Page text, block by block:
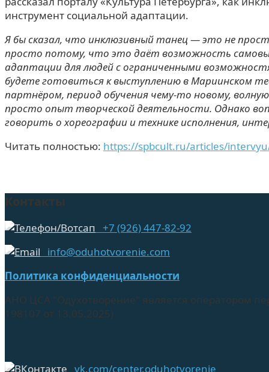
инструмент социальной адаптации.
Я бы сказал, что инклюзивный танец — это не
просто потому, что это даёт возможность
адаптации для людей с ограниченными
будете готовиться к выступлению в Мариинском
партнёром, период обучения чему-то новому,
просто опыт творческой деятельности. Однако
говорить о хореографии и технике исполнения,
Читать полностью: https://spbcult.ru/articles/
Контакты
+7 (926) 447-82-92
info@oduhotvorenie.com
Политика конфиденциальности
АНО ЦСА "Одухотворение" является оператором
198107 от 13.05.2025)
vk.com/center.oduhotvorenie